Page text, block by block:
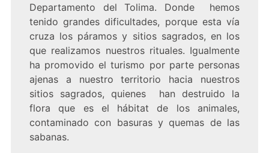
Departamento del Tolima. Donde hemos
tenido grandes dificultades, porque esta vía
cruza los páramos y sitios sagrados, en los
que realizamos nuestros rituales. Igualmente
ha promovido el turismo por parte personas
ajenas a nuestro territorio hacia nuestros
sitios sagrados, quienes han destruido la
flora que es el hábitat de los animales,
contaminado con basuras y quemas de las
sabanas.